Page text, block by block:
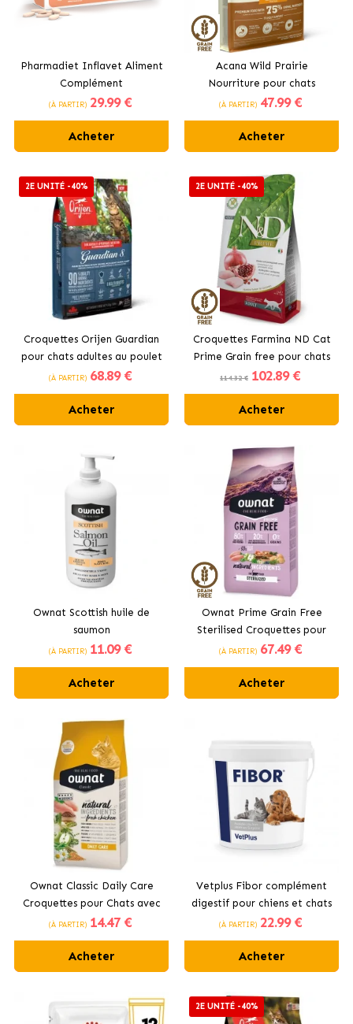
Pharmadiet Inflavet Aliment
Complément
Antiinflammatoire pour
Chiens et Chats
(À PARTIR) 29.99 €
Acheter
Acana Wild Prairie
Nourriture pour chats
adultes au poulet et à la
dinde
(À PARTIR) 47.99 €
Acheter
2E UNITÉ -40%
Croquettes Orijen Guardian
pour chats adultes au poulet
(À PARTIR) 68.89 €
Acheter
2E UNITÉ -40%
Croquettes Farmina ND Cat
Prime Grain free pour chats
au poulet
114.32 € 102.89 €
Acheter
Ownat Scottish huile de
saumon
(À PARTIR) 11.09 €
Acheter
Ownat Prime Grain Free
Sterilised Croquettes pour
Chats Stérilisés
(À PARTIR) 67.49 €
Acheter
Ownat Classic Daily Care
Croquettes pour Chats avec
Poulet
(À PARTIR) 14.47 €
Acheter
Vetplus Fibor complément
digestif pour chiens et chats
(À PARTIR) 22.99 €
Acheter
2E UNITÉ -40%